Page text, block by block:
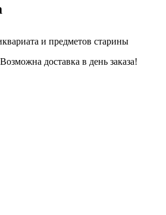
и предметов старины
доставка в день заказа!